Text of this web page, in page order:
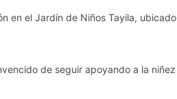
en el Jardín de Niños Tayila, ubicado
de seguir apoyando a la niñez